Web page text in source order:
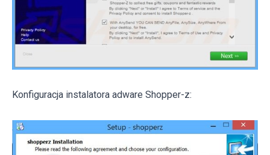
Konfiguracja instalatora adware Shopper-z: